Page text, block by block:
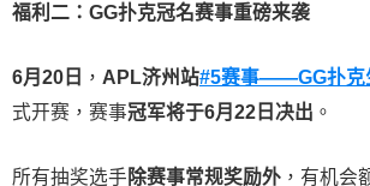
福利二：GG扑克冠名赛事重磅来袭
6月20日 ， APL济州站#5赛事——GG扑克
式开赛，赛事冠军将于6月22日决出 。
所有抽奖选手 除赛事常规奖励外 ，有机会